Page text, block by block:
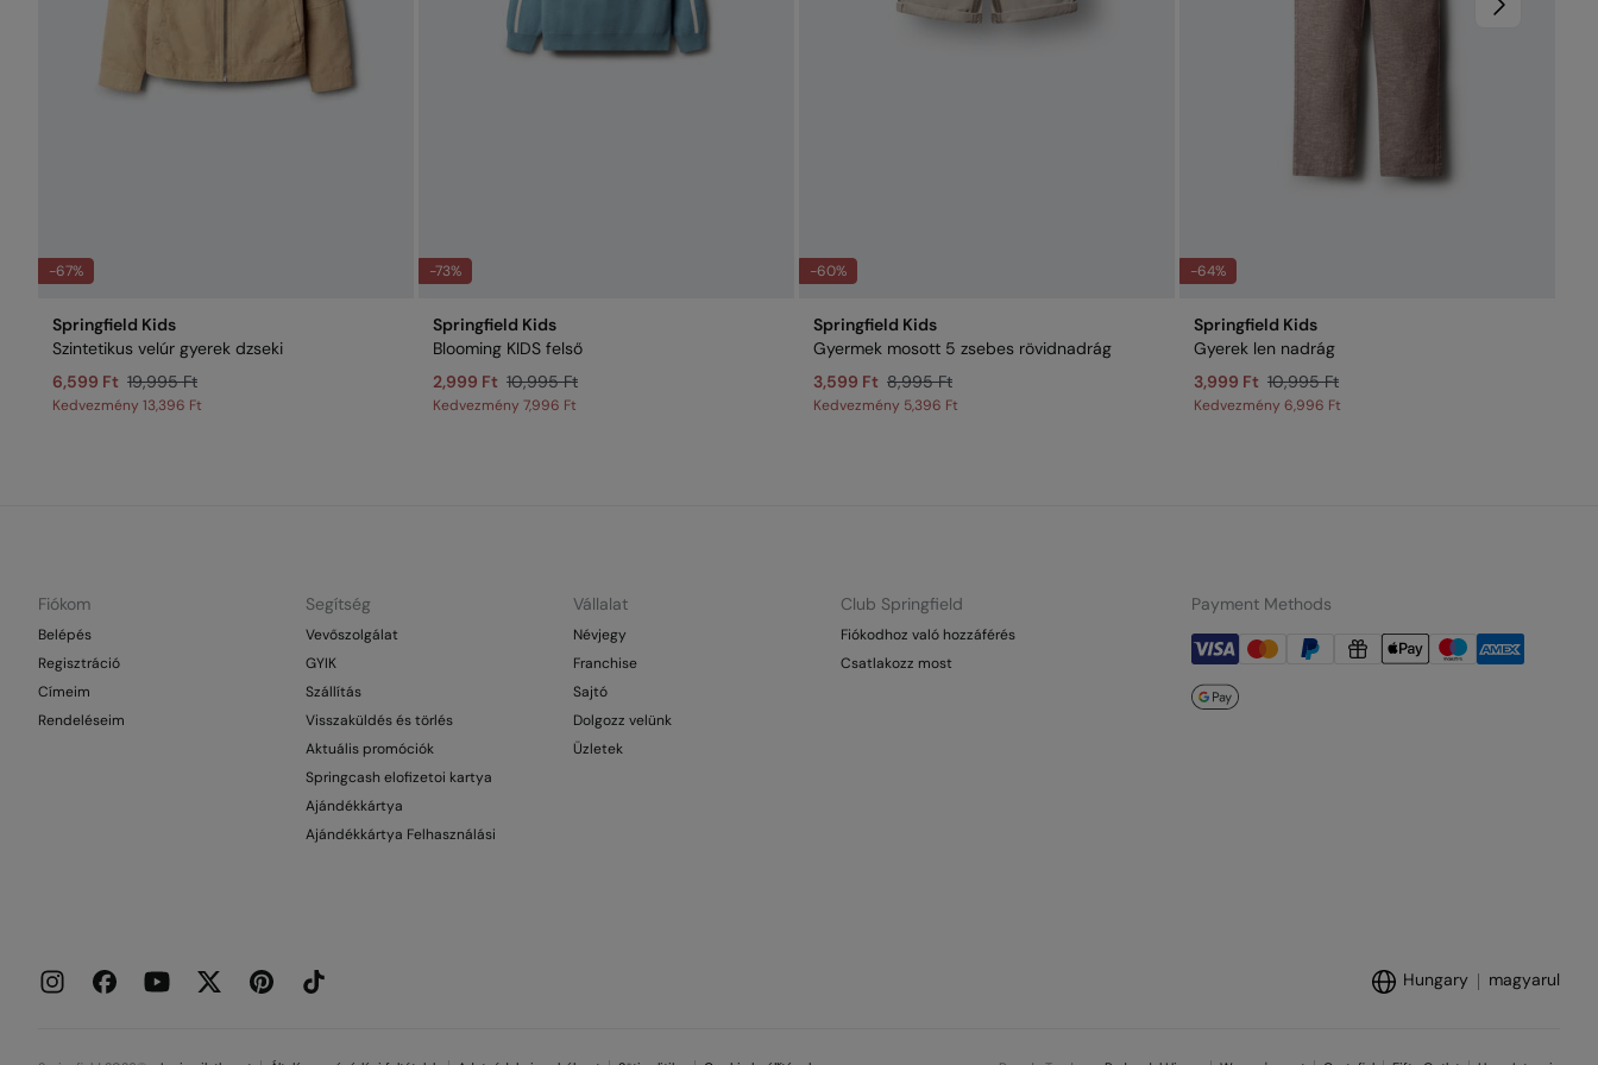
-67%
Springfield Kids
Szintetikus velúr gyerek dzseki
6,599 Ft 19,995 Ft
Kedvezmény 13,396 Ft
-73%
Springfield Kids
Blooming KIDS felső
2,999 Ft 10,995 Ft
Kedvezmény 7,996 Ft
-60%
Springfield Kids
Gyermek mosott 5 zsebes rövidnadrág
3,599 Ft 8,995 Ft
Kedvezmény 5,396 Ft
-64%
Springfield Kids
Gyerek len nadrág
3,999 Ft 10,995 Ft
Kedvezmény 6,996 Ft
Fiókom
Belépés
Regisztráció
Címeim
Rendeléseim
Segítség
Vevőszolgálat
GYIK
Szállítás
Visszaküldés és törlés
Aktuális promóciók
Springcash elofizetoi kartya
Ajándékkártya
Ajándékkártya Felhasználási
Vállalat
Névjegy
Franchise
Sajtó
Dolgozz velünk
Üzletek
Club Springfield
Fiókodhoz való hozzáférés
Csatlakozz most
Payment Methods
Hungary magyarul